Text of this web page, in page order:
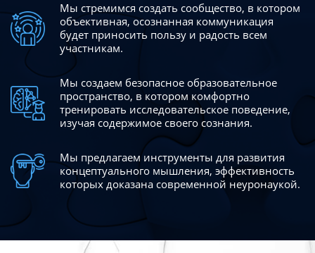
Мы стремимся создать сообщество, в котором
объективная, осознанная коммуникация
будет приносить пользу и радость всем
участникам.
Мы создаем безопасное образовательное
пространство, в котором комфортно
тренировать исследовательское поведение,
изучая содержимое своего сознания.
Мы предлагаем инструменты для развития
концептуального мышления, эффективность
которых доказана современной неуронаукой.